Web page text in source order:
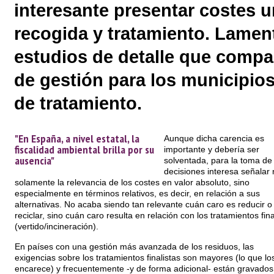
interesante presentar costes
recogida y tratamiento.
estudios de detalle que
de gestión para los
de tratamiento.
"En España, a nivel estatal, la
fiscalidad ambiental brilla por su
ausencia"
Aunque dicha carencia es
importante y debería ser
solventada, para la toma de
decisiones interesa señalar
solamente la relevancia de los costes en valor absoluto, sino
especialmente en términos relativos, es decir, en relación a sus
alternativas. No acaba siendo tan relevante cuán caro es reducir o
reciclar, sino cuán caro resulta en relación con los tratamientos
(vertido/incineración).
En países con una gestión más avanzada de los residuos, las
exigencias sobre los tratamientos finalistas son mayores (lo que
encarece) y frecuentemente -y de forma adicional- están